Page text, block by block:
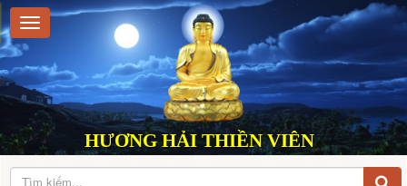
HƯƠNG HẢI THIỀN VIÊN